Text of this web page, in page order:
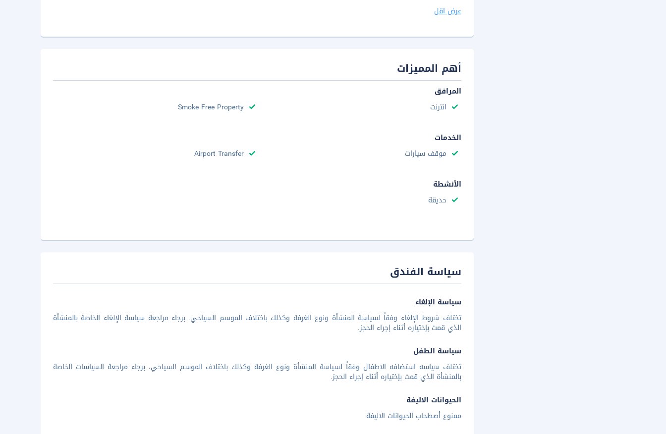
عرض اقل
أهم المميزات
المرافق
انترنت
Smoke Free Property
الخدمات
موقف سيارات
Airport Transfer
الأنشطة
حديقة
سياسة الفندق
سياسة الإلغاء
تختلف شروط الإلغاء وفقاً لسياسة المنشأة ونوع الغرفة وكذلك باختلاف الموسم السياحي. برجاء مراجعة سياسة الإلغاء الخاصة بالمنشأة
الذي قمت بإختياره أثناء إجراء الحجز.
سياسة الطفل
تختلف سياسه استضافه الاطفال وفقاً لسياسة المنشأة ونوع الغرفة وكذلك باختلاف الموسم السياحي، برجاء مراجعة السياسات الخاصة
بالمنشأة الذي قمت بإختياره أثناء إجراء الحجز.
الحيوانات الاليفة
ممنوع أصطحاب الحيوانات الاليفة